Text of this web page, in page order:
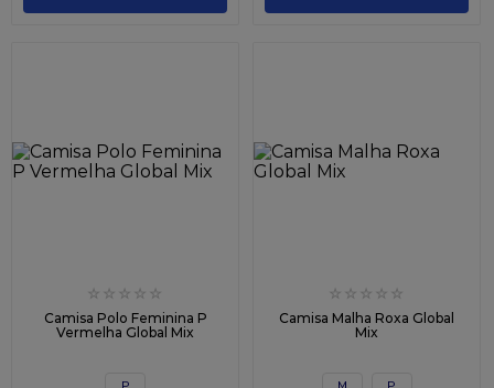
☆ ☆ ☆ ☆ ☆
Camisa Polo Feminina P
Vermelha Global Mix
☆ ☆ ☆ ☆ ☆
Camisa Malha Roxa Global
Mix